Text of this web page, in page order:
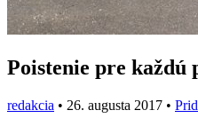
Poistenie pre
redakcia • 26. augusta 2017 •